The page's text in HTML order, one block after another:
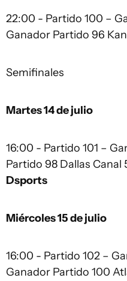
22:00 - Partido 100 –
Ganador Partido 96
Semifinales
Martes 14 de julio
16:00 - Partido 101 –
Partido 98 Dallas Canal
Dsports
Miércoles 15 de julio
16:00 - Partido 102 –
Ganador Partido 100